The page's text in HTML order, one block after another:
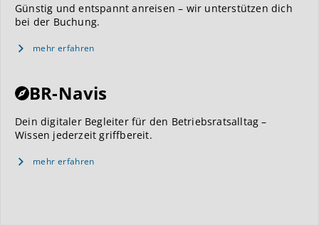
Günstig und entspannt anreisen – wir unterstützen dich
bei der Buchung.
mehr erfahren
BR-Navis
Dein digitaler Begleiter für den Betriebsratsalltag –
Wissen jederzeit griffbereit.
mehr erfahren